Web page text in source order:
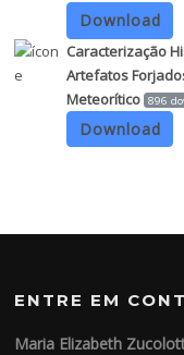
Download
Caracterização
Artefatos
Meteorítico 896
Download
ENTRE EM
Maria Elizabeth